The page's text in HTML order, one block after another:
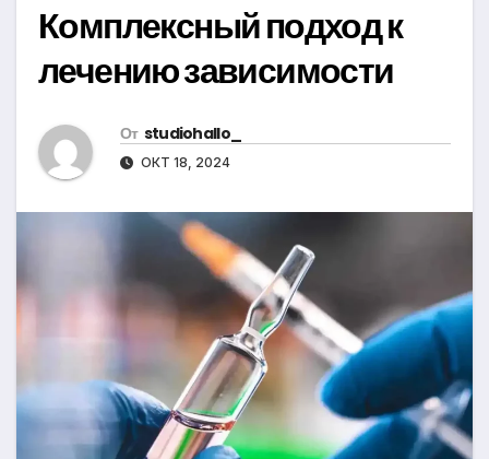
Комплексный подход к
лечению зависимости
От studiohallo_
ОКТ 18, 2024